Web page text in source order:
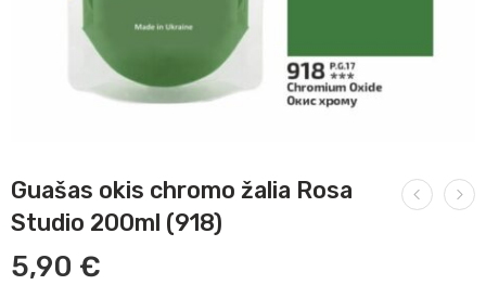
Guašas okis chromo žalia Rosa
Studio 200ml (918)
5,90 €